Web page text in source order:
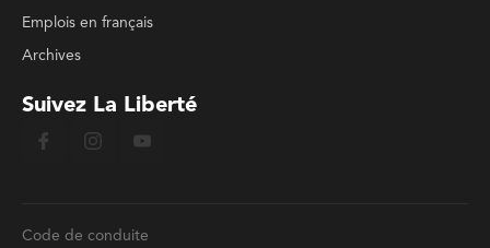
Emplois en français
Archives
Suivez La Liberté
Code de conduite